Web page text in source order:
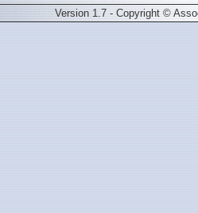
Version 1.7 - Copyright ©